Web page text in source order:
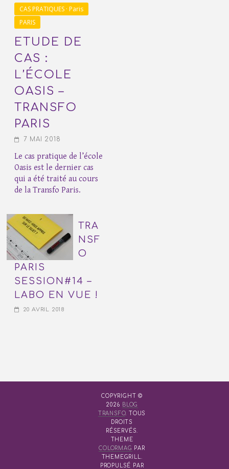
CAS PRATIQUES · Paris
PARIS
ETUDE DE
CAS :
L’ÉCOLE
OASIS –
TRANSFO
PARIS
7 MAI 2018
Le cas pratique de l’école
Oasis est le dernier cas
qui a été traité au cours
de la Transfo Paris.
TRA
NSF
O
PARIS
SESSION#14 –
LABO EN VUE !
20 AVRIL 2018
COPYRIGHT ©
2026
BLOG
TRANSFO. TOUS
DROITS
RÉSERVÉS.
THEME
COLORMAG
PAR
THEMEGRILL.
PROPULSÉ PAR